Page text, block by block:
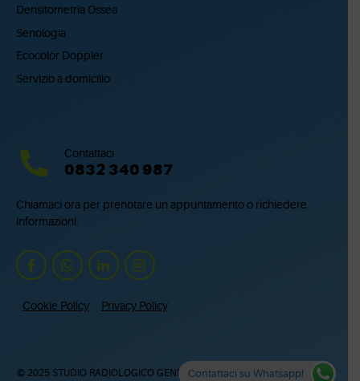
Densitometria Ossea
Senologia
Ecocolor Doppler
Servizio a domicilio
Contattaci
0832 340 987
Chiamaci ora per prenotare un appuntamento o richiedere
informazioni.
Cookie Policy Privacy Policy
© 2025 STUDIO RADIOLOGICO GENNARO QUARTA COLOSSO SRL – via
Contattaci su Whatsapp!